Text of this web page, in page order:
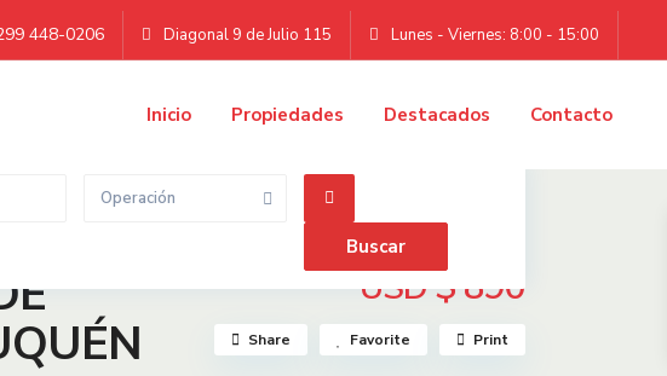
448-0206 Diagonal 9 de Julio 115 Lunes - Viernes: 8:00 - 15:00
Inicio Propiedades Destacados Contacto
Operación
USD$ 890
Share Favorite Print